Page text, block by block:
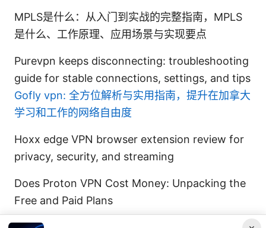
MPLS是什么：从入门到实战的完整指南，MPLS
是什么、工作原理、应用场景与实现要点
Purevpn keeps disconnecting: troubleshooting
guide for stable connections, settings, and tips
Gofly vpn: 全方位解析与实用指南，提升在加拿大
学习和工作的网络自由度
Hoxx edge VPN browser extension review for
privacy, security, and streaming
Does Proton VPN Cost Money: Unpacking the
Free and Paid Plans